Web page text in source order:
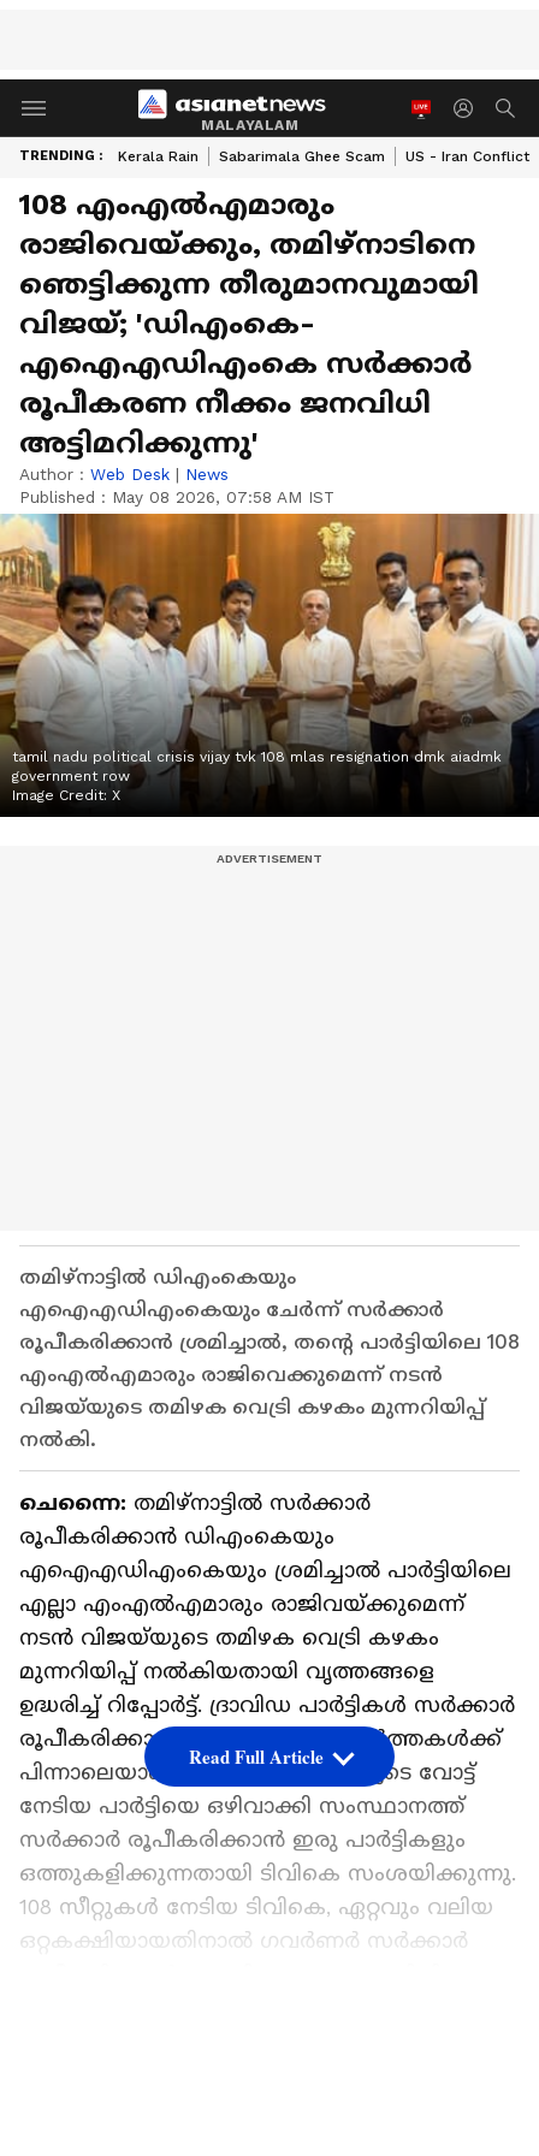
MALAYALAM
TRENDING : Kerala Rain Sabarimala Ghee Scam US - Iran Conflict
108 എംഎൽഎമാരും
രാജിവെയ്ക്കും, തമിഴ്നാടിനെ
ഞെട്ടിക്കുന്ന തീരുമാനവുമായി
വിജയ്; 'ഡിഎംകെ-
എഐഎഡിഎംകെ സർക്കാർ
രൂപീകരണ നീക്കം ജനവിധി
അട്ടിമറിക്കുന്നു'
Author : Web Desk | News
Published : May 08 2026, 07:58 AM IST
tamil nadu political crisis vijay tvk 108 mlas resignation dmk aiadmk
government row
Image Credit: X
തമിഴ്നാട്ടിൽ ഡിഎംകെയും
എഐഎഡിഎംകെയും ചേർന്ന് സർക്കാർ
രൂപീകരിക്കാൻ ശ്രമിച്ചാൽ, തന്റെ പാർട്ടിയിലെ 108
എംഎൽഎമാരും രാജിവെക്കുമെന്ന് നടൻ
വിജയ്‌യുടെ തമിഴക വെട്രി കഴകം മുന്നറിയിപ്പ്
നൽകി.
ചെന്നൈ: തമിഴ്‌നാട്ടിൽ സർക്കാർ
രൂപീകരിക്കാൻ ഡിഎംകെയും
എഐഎഡിഎംകെയും ശ്രമിച്ചാൽ പാർട്ടിയിലെ
എല്ലാ എംഎൽഎമാരും രാജിവയ്ക്കുമെന്ന്
നടൻ വിജയ്‌യുടെ തമിഴക വെട്രി കഴകം
മുന്നറിയിപ്പ് നൽകിയതായി വൃത്തങ്ങളെ
ഉദ്ധരിച്ച് റിപ്പോർട്ട്. ദ്രാവിഡ പാർട്ടികൾ സർക്കാർ
രൂപീകരിക്കാൻ ശ്രമിക്കുമെന്ന വാർത്തകൾക്ക്
പിന്നാലെയാണ് റിപ്പോർട്ട്. ജനങ്ങളുടെ വോട്ട്
നേടിയ പാർട്ടിയെ ഒഴിവാക്കി സംസ്ഥാനത്ത്
സർക്കാർ രൂപീകരിക്കാൻ ഇരു പാർട്ടികളും
ഒത്തുകളിക്കുന്നതായി ടിവികെ സംശയിക്കുന്നു.
108 സീറ്റുകൾ നേടിയ ടിവികെ, ഏറ്റവും വലിയ
ഒറ്റകക്ഷിയായതിനാൽ ഗവർണർ സർക്കാർ
Read Full Article